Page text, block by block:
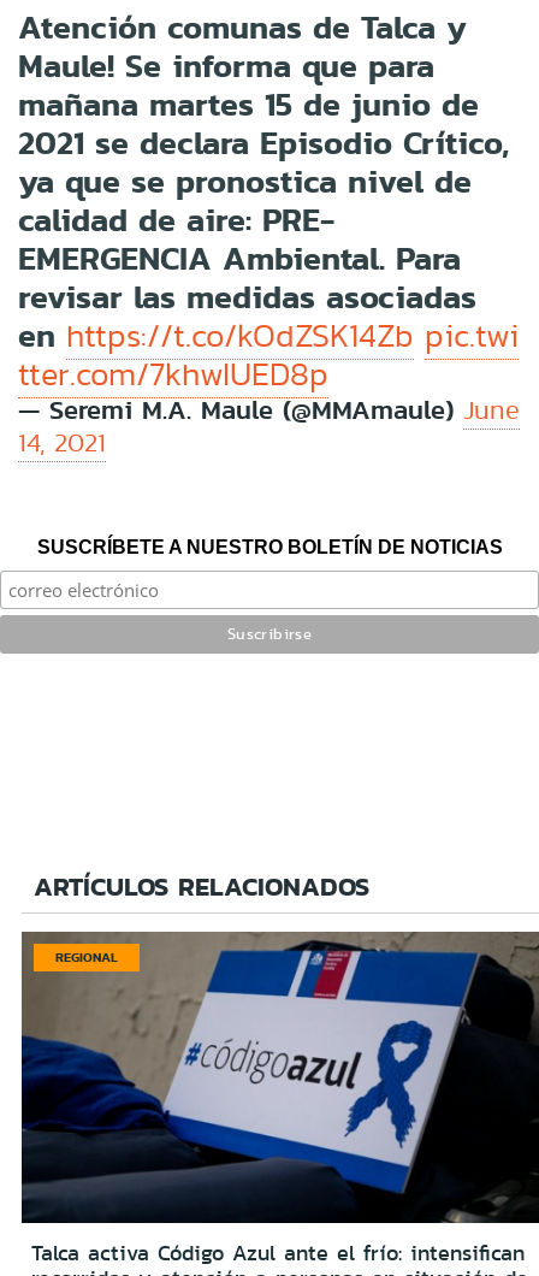
Atención comunas de Talca y
Maule! Se informa que para
mañana martes 15 de junio de
2021 se declara Episodio Crítico,
ya que se pronostica nivel de
calidad de aire: PRE-
EMERGENCIA Ambiental. Para
revisar las medidas asociadas
en https://t.co/kOdZSK14Zb pic.twi
tter.com/7khwIUED8p
— Seremi M.A. Maule (@MMAmaule) June
14, 2021
SUSCRÍBETE A NUESTRO BOLETÍN DE NOTICIAS
ARTÍCULOS RELACIONADOS
REGIONAL
Talca activa Código Azul ante el frío: intensifican